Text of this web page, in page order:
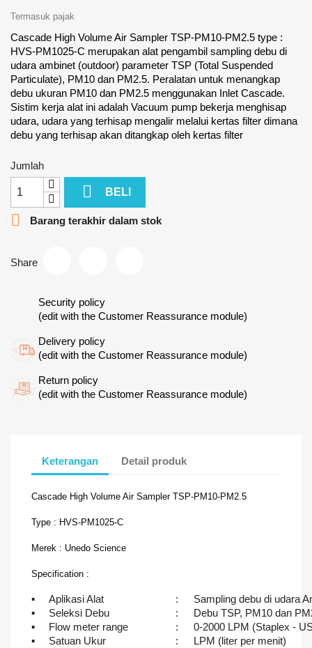
Termasuk pajak
Cascade High Volume Air Sampler TSP-PM10-PM2.5 type :
HVS-PM1025-C merupakan alat pengambil sampling debu di
udara ambinet (outdoor) parameter TSP (Total Suspended
Particulate), PM10 dan PM2.5. Peralatan untuk menangkap
debu ukuran PM10 dan PM2.5 menggunakan Inlet Cascade.
Sistim kerja alat ini adalah Vacuum pump bekerja menghisap
udara, udara yang terhisap mengalir melalui kertas filter dimana
debu yang terhisap akan ditangkap oleh kertas filter
Jumlah
 BELI
 Barang terakhir dalam stok
Share
Security policy
(edit with the Customer Reassurance module)
Delivery policy
(edit with the Customer Reassurance module)
Return policy
(edit with the Customer Reassurance module)
Keterangan Detail produk
Cascade High Volume Air Sampler TSP-PM10-PM2.5
Type : HVS-PM1025-C
Merek : Unedo Science
Specification :
▪ Aplikasi Alat :
Sampling debu di udara
▪
Seleksi Debu :
Debu TSP, PM10 dan
▪
Flow meter range :
0-2000 LPM (Staplex -
▪
Satuan Ukur :
LPM (liter per menit)